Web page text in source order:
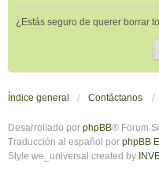
¿Estás seguro de querer borrar
Índice general Contáctanos
Desarrollado por phpBB® Forum
Traducción al español por phpBB
Style we_universal created by